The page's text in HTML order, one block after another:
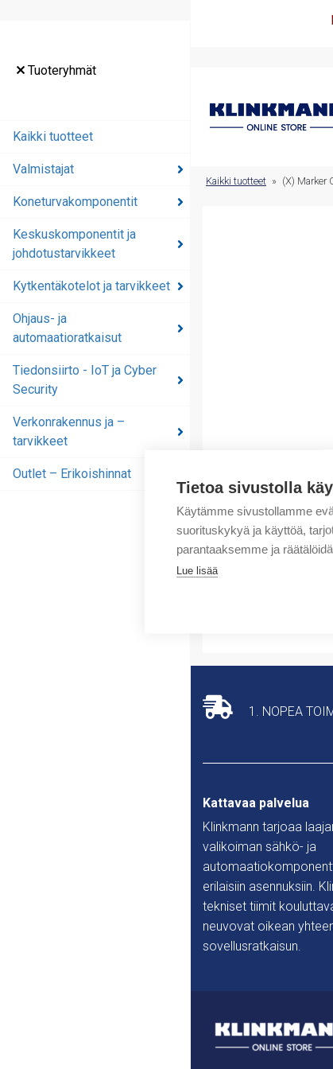
Tietoa sivustolla
Käytämme sivustollamme
suorituskykyä ja käyttöä,
parantaaksemme ja
Lue lisää
Tuoteryhmät
Kaikki tuotteet
Valmistajat
Koneturvakomponentit
Keskuskomponentit ja
johdotustarvikkeet
Kytkentäkotelot ja tarvikkeet
Ohjaus- ja
automaatioratkaisut
Tiedonsiirto - IoT ja Cyber
Security
Verkonrakennus ja –
tarvikkeet
Outlet – Erikoishinnat
Outlet – Erikoishinnat
Kaikki tuotteet » (X) Marker
1. NOPEA
Kattavaa palvelua
Klinkmann tarjoaa
valikoiman sähkö- ja
erilaisiin asennuksiin.
tekniset tiimit
neuvovat oikean
sovellusratkaisun.